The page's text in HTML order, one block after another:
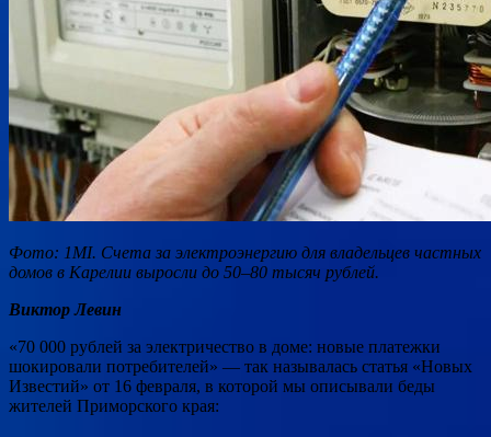
Фото: 1MI. Счета за электроэнергию для владельцев частных
домов в Карелии выросли до 50–80 тысяч рублей.
Виктор Левин
«70 000 рублей за электричество в доме: новые платежки
шокировали потребителей» — так называлась статья «Новых
Известий» от 16 февраля, в которой мы описывали беды
жителей Приморского края: